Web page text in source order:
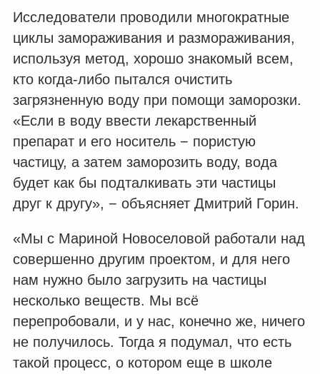
Исследователи проводили многократные
циклы замораживания и размораживания,
используя метод, хорошо знакомый всем,
кто когда-либо пытался очистить
загрязненную воду при помощи заморозки.
«Если в воду ввести лекарственный
препарат и его носитель − пористую
частицу, а затем заморозить воду, вода
будет как бы подталкивать эти частицы
друг к другу», − объясняет Дмитрий Горин.
«Мы с Мариной Новоселовой работали над
совершенно другим проектом, и для него
нам нужно было загрузить на частицы
несколько веществ. Мы всё
перепробовали, и у нас, конечно же, ничего
не получилось. Тогда я подумал, что есть
такой процесс, о котором еще в школе